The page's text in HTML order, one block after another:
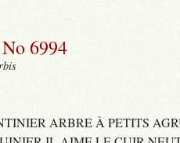
6994
ARBRE À PETITS